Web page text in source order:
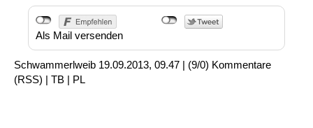
Als Mail versenden
Schwammerlweib 19.09.2013, 09.47 | (9/0) Kommentare
(RSS) | TB | PL